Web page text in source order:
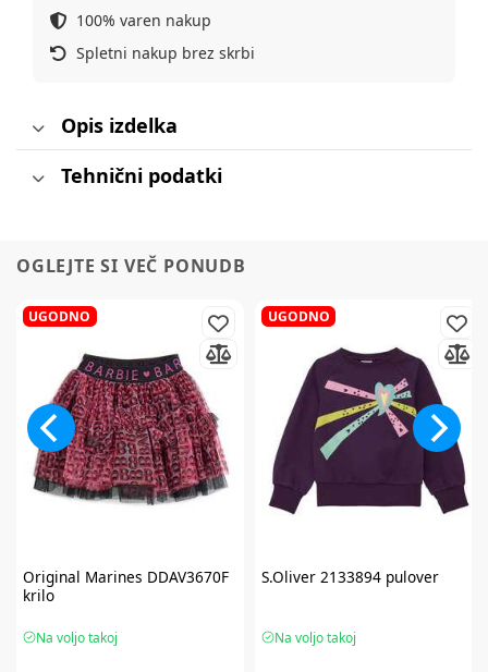
100% varen nakup
Spletni nakup brez skrbi
Opis izdelka
Tehnični podatki
OGLEJTE SI VEČ PONUDB
UGODNO
Original Marines DDAV3670F
krilo
Na voljo takoj
UGODNO
S.Oliver 2133894 pulover
Na voljo takoj